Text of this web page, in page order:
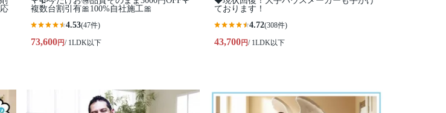
複数台割引有🎀100%自社施工🎀
4.53(47件)
73,600円/ 1LDK以下
ております！
4.72(308件)
43,700円/ 1LDK以下